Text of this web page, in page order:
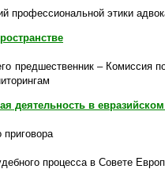
профессиональной этики
предшественник – Комиссия
деятельность в
приговора
процесса в Совете